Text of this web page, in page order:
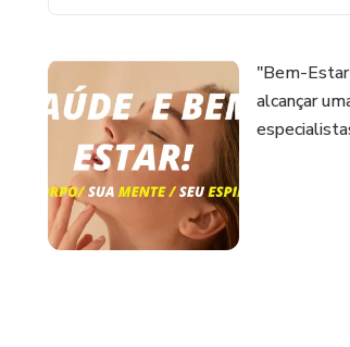
"Bem-Estar
alcançar